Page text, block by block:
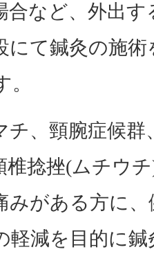
合など、外出す
にて鍼灸の施
チ、頸腕症候群
椎捻挫(ムチウ
みがある方に、
軽減を目的に鍼